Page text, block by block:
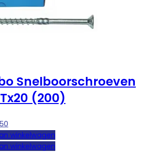
Snelboorschroeven
(200)
prijs
is:
winkelwagen
winkelwagen